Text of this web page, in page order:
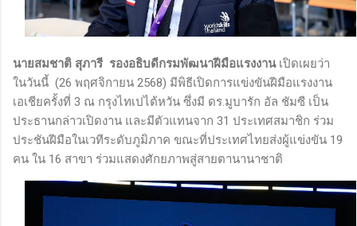
นายสมชาติ สุภารี รองอธิบดีกรมพัฒนาฝีมือแรงงานเปิดเผยว่า
ในวันนี้ (26 พฤศจิกายน 2568) มีพิธีเปิดการแข่งขันฝีมือแรงงาน
เอเชียครั้งที่ 3 ณ กรุงไทเปไต้หวัน ซึ่งมี ดร.มูบารัก อัล ชัมซี เป็น
ประธานกล่าวเปิดงาน และมีตัวแทนจาก 31 ประเทศสมาชิก ร่วม
ประชันฝีมือในเวทีระดับภูมิภาค ขณะที่ประเทศไทยส่งผู้แข่งขัน 19
คน ใน 16 สาขา ร่วมแสดงศักยภาพสู่สายตานานาชาติ